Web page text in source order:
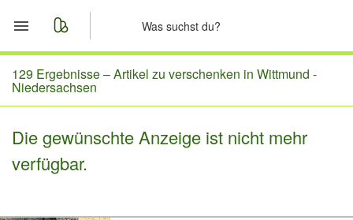
Start
Merkliste
Nachrichten
129 Ergebnisse –Artikel zu verschenken in Wittmund -
Niedersachsen
Die gewünschte Anzeige ist nicht mehr
verfügbar.